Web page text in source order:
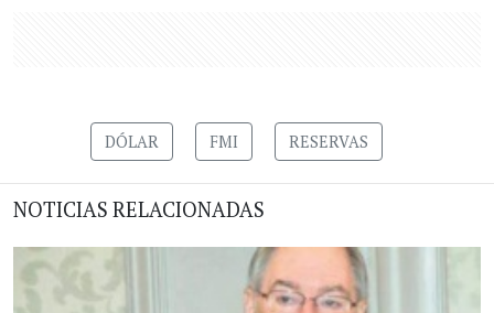
DÓLAR FMI RESERVAS
NOTICIAS RELACIONADAS